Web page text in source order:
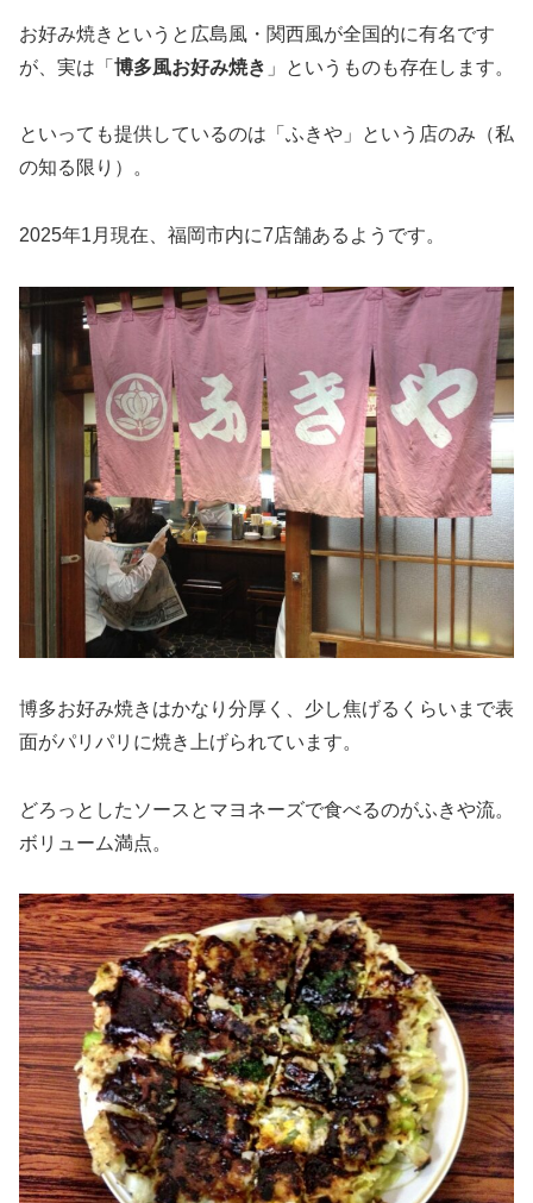
お好み焼きというと広島風・関西風が全国的に有名です
が、実は「 博多風お好み焼き 」というものも存在します。
といっても提供しているのは「ふきや」という店のみ（私
の知る限り）。
2025年1月現在、福岡市内に7店舗あるようです。
博多お好み焼きはかなり分厚く、少し焦げるくらいまで表
面がパリパリに焼き上げられています。
どろっとしたソースとマヨネーズで食べるのがふきや流。
ボリューム満点。